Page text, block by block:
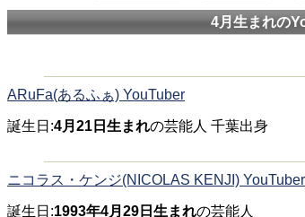
4月生まれの
ARuFa(あるふぁ) YouTuber
誕生日:4月21日生まれの芸能人 千葉出身
ニコラス・ケンジ(NICOLAS KENJI) YouTuber
誕生日:1993年4月29日生まれの芸能人